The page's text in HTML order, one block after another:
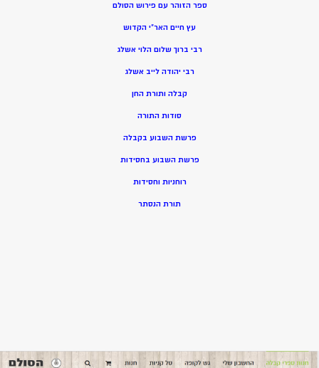
ספר הזוהר עם פירוש הסולם
עץ חיים האר”י הקדוש
רבי ברוך שלום הלוי אשלג
רבי יהודה לייב אשלג
קבלה ותורת החן
סודות התורה
פרשת השבוע בקבלה
פרשת השבוע בחסידות
רוחניות וחסידות
תורת הנסתר